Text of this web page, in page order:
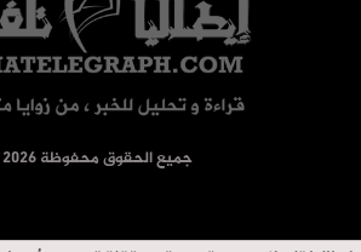
© جميع الحقوق محفوظة 2026